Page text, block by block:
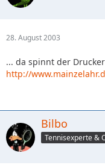
28. August 2003
... da spinnt der
http://
Bilbo